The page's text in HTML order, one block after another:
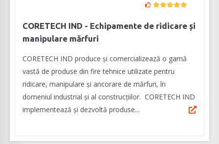
CORETECH IND - Echipamente de ridicare și
manipulare mărfuri
CORETECH IND produce şi comercializează o gamă
vastă de produse din fire tehnice utilizate pentru
ridicare, manipulare și ancorare de mărfuri, în
domeniul industrial şi al construcţiilor. CORETECH IND
implementează și dezvoltă produse...